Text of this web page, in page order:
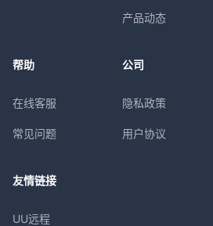
产品动态
帮助
在线客服
常见问题
公司
隐私政策
用户协议
友情链接
UU远程